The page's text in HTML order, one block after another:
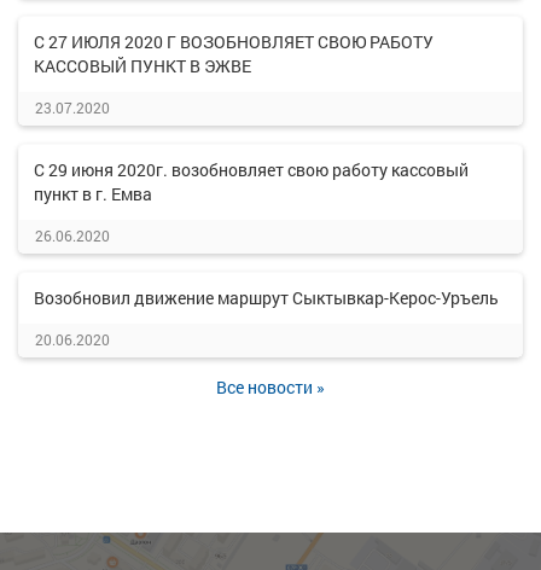
С 27 ИЮЛЯ 2020 Г ВОЗОБНОВЛЯЕТ СВОЮ РАБОТУ
КАССОВЫЙ ПУНКТ В ЭЖВЕ
23.07.2020
С 29 июня 2020г. возобновляет свою работу кассовый
пункт в г. Емва
26.06.2020
Возобновил движение маршрут Сыктывкар-Керос-Уръель
20.06.2020
Все новости »